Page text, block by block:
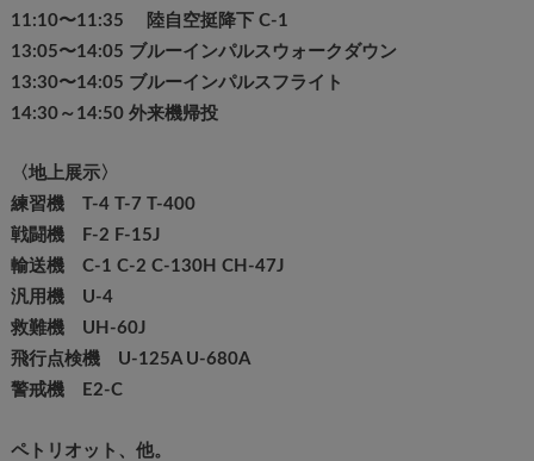
11:10〜11:35 陸自空挺降下 C-1
13:05〜14:05 ブルーインパルスウォークダウン
13:30〜14:05 ブルーインパルスフライト
14:30～14:50 外来機帰投
〈地上展示〉
練習機 T-4 T-7 T-400
戦闘機 F-2 F-15J
輸送機 C-1 C-2 C-130H CH-47J
汎用機 U-4
救難機 UH-60J
飛行点検機 U-125A U-680A
警戒機 E2-C
ペトリオット、他。